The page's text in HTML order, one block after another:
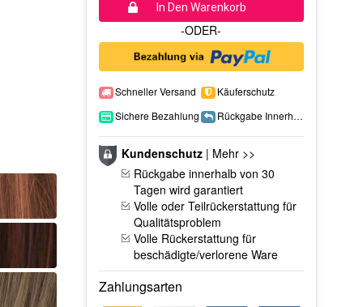
In Den Warenkorb
-ODER-
Schneller Versand
Käuferschutz
Sichere Bezahlung
Rückgabe Innerhalb 15 Tage
Kundenschutz| Mehr >>
Rückgabe innerhalb von 30
Tagen wird garantiert
Volle oder Teilrückerstattung für
Qualitätsproblem
Volle Rückerstattung für
beschädigte/verlorene Ware
Zahlungsarten